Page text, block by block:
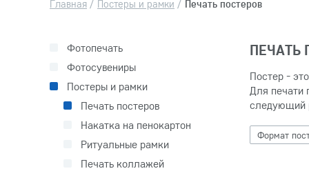
Главная / Постеры и рамки / Печать постеров
Фотопечать
Фотосувениры
Постеры и рамки
Печать постеров
Накатка на пенокартон
Ритуальные рамки
Печать коллажей
ПЕЧАТЬ
Постер -
Для печати
следующий
Формат